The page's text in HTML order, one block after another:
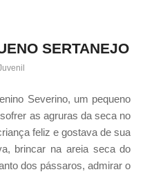
SERTANEJO
Severino, um pequeno
as agruras da seca no
feliz e gostava de sua
brincar na areia seca do
dos pássaros, admirar o